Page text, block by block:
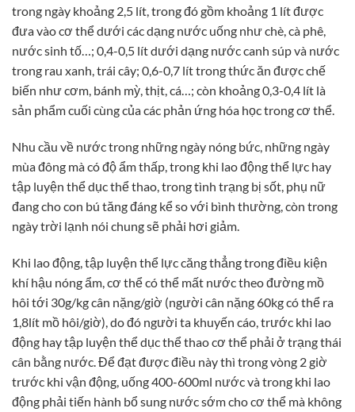
trong ngày khoảng 2,5 lít, trong đó gồm khoảng 1 lít được
đưa vào cơ thể dưới các dạng nước uống như chè, cà phê,
nước sinh tố…; 0,4-0,5 lít dưới dạng nước canh súp và nước
trong rau xanh, trái cây; 0,6-0,7 lít trong thức ăn được chế
biến như cơm, bánh mỳ, thịt, cá…; còn khoảng 0,3-0,4 lít là
sản phẩm cuối cùng của các phản ứng hóa học trong cơ thể.
Nhu cầu về nước trong những ngày nóng bức, những ngày
mùa đông mà có độ ẩm thấp, trong khi lao động thể lực hay
tập luyện thể dục thể thao, trong tình trạng bị sốt, phụ nữ
đang cho con bú tăng đáng kể so với bình thường, còn trong
ngày trời lạnh nói chung sẽ phải hơi giảm.
Khi lao động, tập luyện thể lực căng thẳng trong điều kiện
khí hậu nóng ẩm, cơ thể có thể mất nước theo đường mồ
hôi tới 30g/kg cân nặng/giờ (người cân nặng 60kg có thể ra
1,8lít mồ hôi/giờ), do đó người ta khuyến cáo, trước khi lao
động hay tập luyện thể dục thể thao cơ thể phải ở trạng thái
cân bằng nước. Để đạt được điều này thì trong vòng 2 giờ
trước khi vận động, uống 400-600ml nước và trong khi lao
động phải tiến hành bổ sung nước sớm cho cơ thể mà không